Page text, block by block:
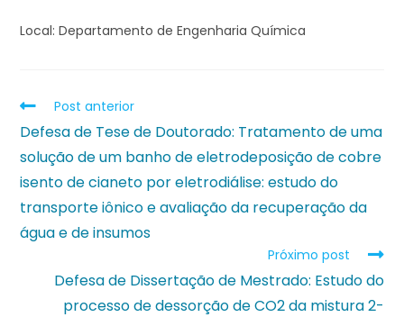
Local: Departamento de Engenharia Química
Post anterior
Defesa de Tese de Doutorado: Tratamento de uma
solução de um banho de eletrodeposição de cobre
isento de cianeto por eletrodiálise: estudo do
transporte iônico e avaliação da recuperação da
água e de insumos
Próximo post
Defesa de Dissertação de Mestrado: Estudo do
processo de dessorção de CO2 da mistura 2-